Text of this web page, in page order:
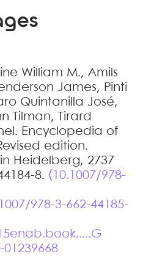
William M., Amils
James, Pinti
Quintanilla José,
Tilman,
Tirard
. Encyclopedia of
edition.
Heidelberg, 2737
8. ⟨10.1007/978-
978-3-662-44185-
01239668